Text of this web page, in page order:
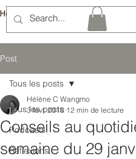
Hélène Lémery
Post
Tous les posts
Podcasts
Réflexions
Tous les posts
Conseils au
semaine du 29
Hélène C Wangmo
3 févr. 2018 12 min de lecture